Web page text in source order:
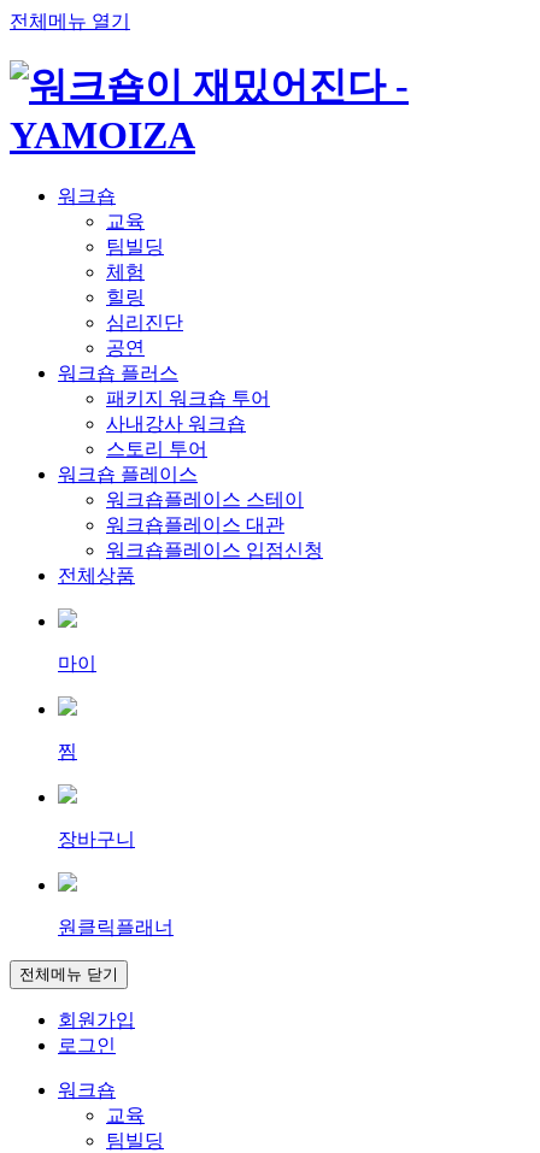
전체메뉴 열기
워크숍
교육
팀빌딩
체험
힐링
심리진단
공연
워크숍 플러스
패키지 워크숍 투어
사내강사 워크숍
스토리 투어
워크숍 플레이스
워크숍플레이스 스테이
워크숍플레이스 대관
워크숍플레이스 입점신청
전체상품
마이
찜
장바구니
원클릭플래너
전체메뉴 닫기
회원가입
로그인
워크숍
교육
팀빌딩